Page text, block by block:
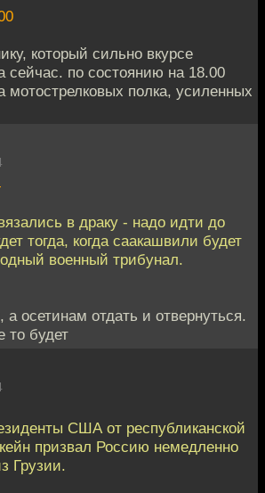
который сильно вкурсе
по состоянию на 18.00
мотострелковых полка, усиленных
в драку - надо идти до
тогда, когда саакашвили будет
военный трибунал.
осетинам отдать и отвернуться.
то будет
США от республиканской
призвал Россию немедленно
Грузии.